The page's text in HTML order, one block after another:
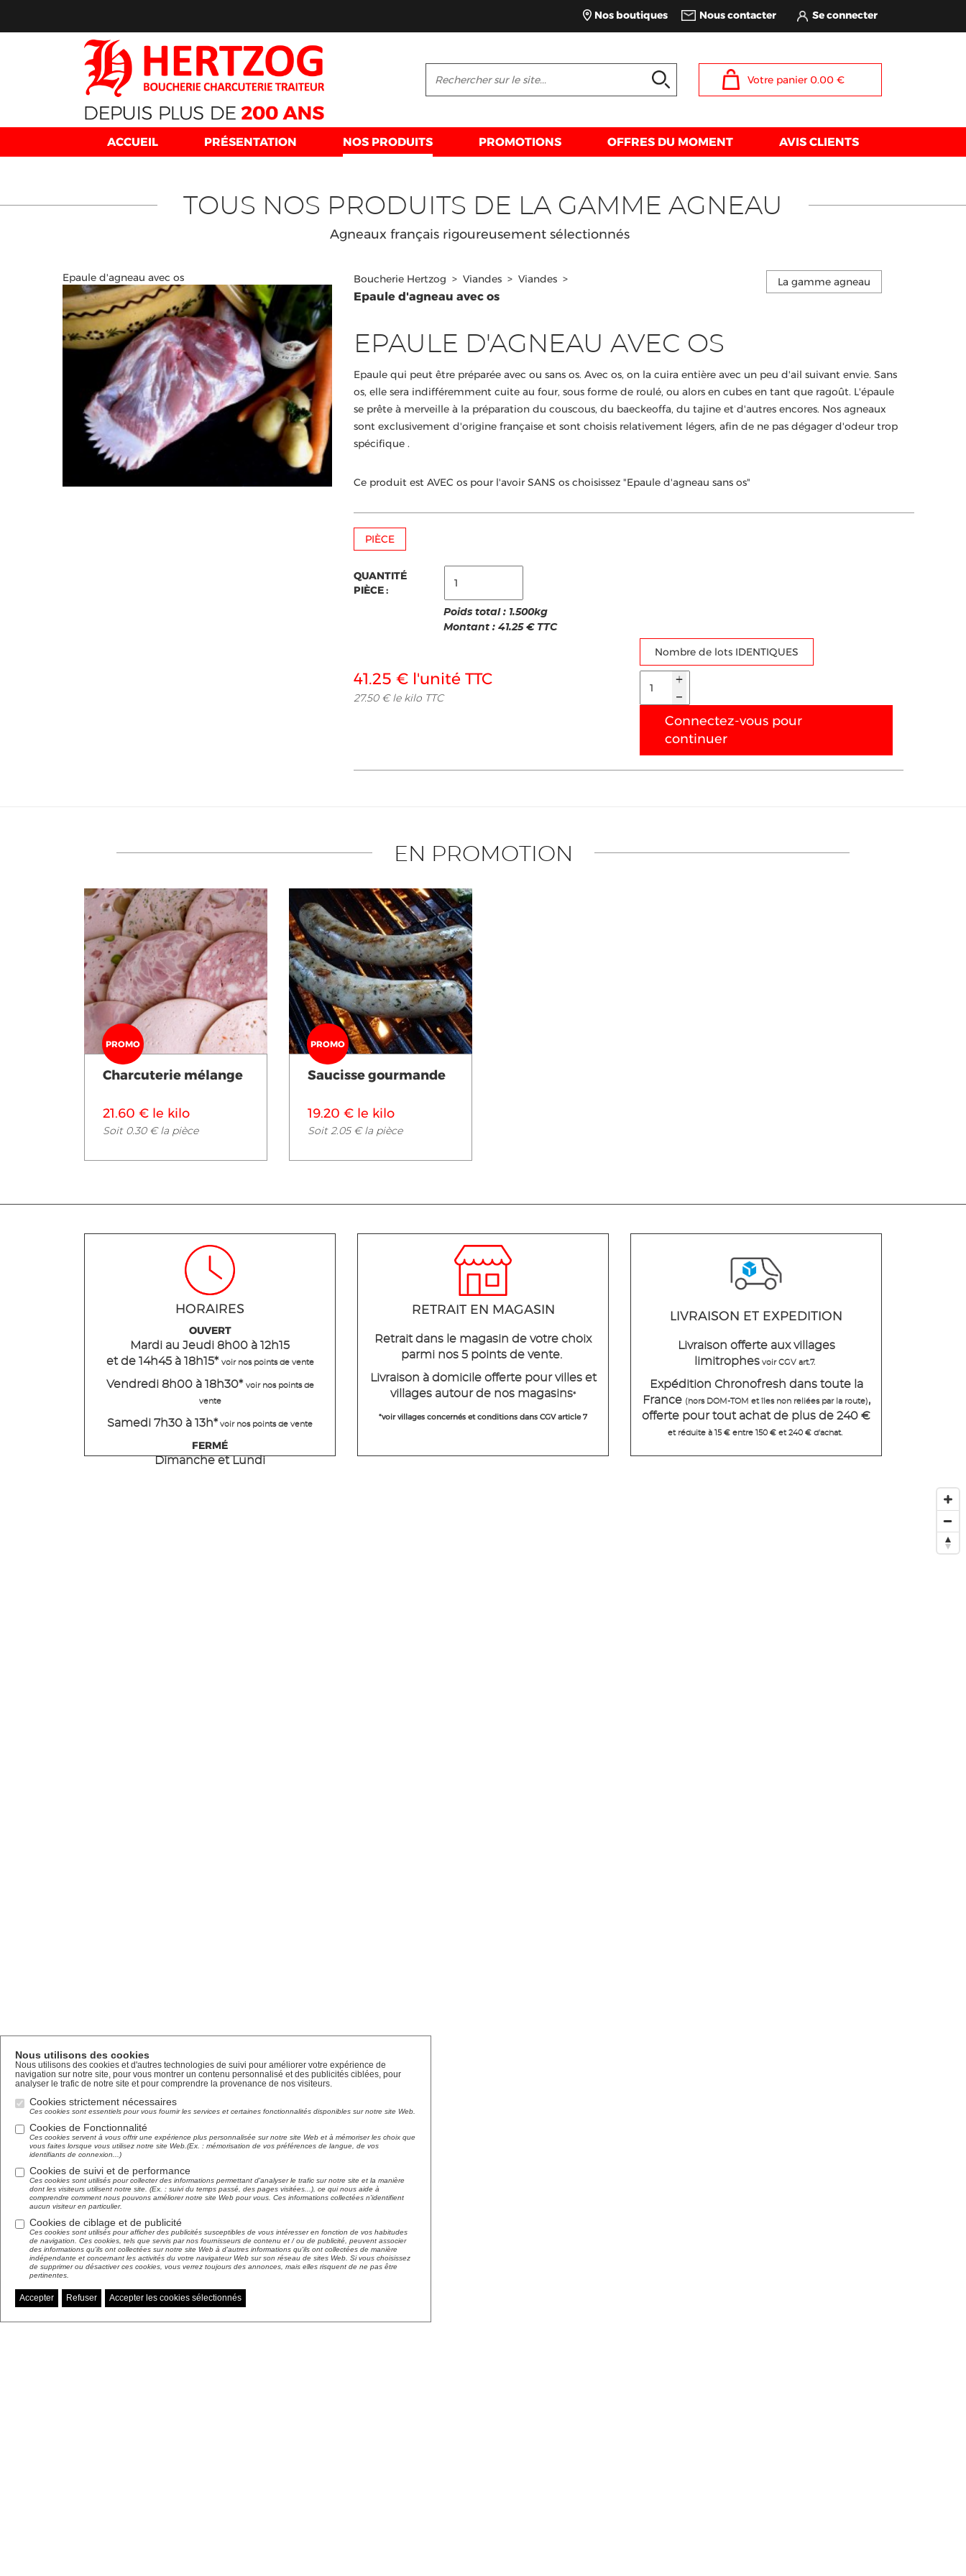
Nos boutiques Nous contacter
Votre panier 0.00€
ACCUEIL PRÉSENTATION NOS PRODUITS PROMOTIONS OFFRES DU MOMENT AVIS CLIENTS
TOUS NOS PRODUITS DE LA GAMME AGNEAU
Agneaux français rigoureusement sélectionnés
Epaule d'agneau avec os Boucherie Hertzog > Viandes > Viandes >
Epaule d'agneau avec os
La gamme agneau
EPAULE D'AGNEAU AVEC OS
Epaule qui peut être préparée avec ou sans os. Avec os, on la cuira entière avec un peu d'ail suivant envie. Sans
os, elle sera indifféremment cuite au four, sous forme de roulé, ou alors en cubes en tant que ragoût. L'épaule
se prête à merveille à la préparation du couscous, du baeckeoffa, du tajine et d'autres encores. Nos agneaux
sont exclusivement d'origine française et sont choisis relativement légers, afin de ne pas dégager d'odeur trop
spécifique .
Ce produit est AVEC os pour l'avoir SANS os choisissez "Epaule d'agneau sans os"
PIÈCE
QUANTITÉ
PIÈCE :
Poids total : 1.500kg
Montant : 41.25€ TTC
41.25 € l'unité TTC
27.50 € le kilo TTC
Nombre de lots IDENTIQUES
Connectez-vous pour
continuer
EN PROMOTION
Voir en détail
PROMO
Charcuterie mélange
21.60 € le kilo
Soit 0.30 € la pièce
Voir en détail
PROMO
Saucisse gourmande
19.20 € le kilo
Soit 2.05 € la pièce
HORAIRES
OUVERT
Mardi au Jeudi 8h00 à 12h15
et de 14h45 à 18h15* voir nos points de vente
Vendredi 8h00 à 18h30* voir nos points de
vente
Samedi 7h30 à 13h* voir nos points de vente
FERMÉ
Dimanche et Lundi
RETRAIT EN MAGASIN
Retrait dans le magasin de votre choix
parmi nos 5 points de vente.
Livraison à domicile offerte pour villes et
villages autour de nos magasins*
*voir villages concernés et conditions dans CGV article 7
LIVRAISON ET EXPEDITION
Livraison offerte aux villages
limitrophes voir CGV art.7.
Expédition Chronofresh dans toute la
France (hors DOM-TOM et îles non reliées par la route),
offerte pour tout achat de plus de 240 €
et réduite à 15 € entre 150 € et 240 € d'achat.
Nous utilisons des cookies
Nous utilisons des cookies et d'autres technologies de suivi pour améliorer votre expérience de
navigation sur notre site, pour vous montrer un contenu personnalisé et des publicités ciblées, pour
analyser le trafic de notre site et pour comprendre la provenance de nos visiteurs.
Cookies strictement nécessaires
Ces cookies sont essentiels pour vous fournir les services et certaines fonctionnalités disponibles sur notre site Web.
Cookies de Fonctionnalité
Ces cookies servent à vous offrir une expérience plus personnalisée sur notre site Web et à mémoriser les choix que
vous faites lorsque vous utilisez notre site Web.(Ex. : mémorisation de vos préférences de langue, de vos
identifiants de connexion...)
Cookies de suivi et de performance
Ces cookies sont utilisés pour collecter des informations permettant d'analyser le trafic sur notre site et la manière
dont les visiteurs utilisent notre site. (Ex. : suivi du temps passé, des pages visitées...), ce qui nous aide à
comprendre comment nous pouvons améliorer notre site Web pour vous. Ces informations collectées n'identifient
aucun visiteur en particulier.
Cookies de ciblage et de publicité
Ces cookies sont utilisés pour afficher des publicités susceptibles de vous intéresser en fonction de vos habitudes
de navigation. Ces cookies, tels que servis par nos fournisseurs de contenu et / ou de publicité, peuvent associer
des informations qu'ils ont collectées sur notre site Web à d'autres informations qu'ils ont collectées de manière
indépendante et concernant les activités du votre navigateur Web sur son réseau de sites Web. Si vous choisissez
de supprimer ou désactiver ces cookies, vous verrez toujours des annonces, mais elles risquent de ne pas être
pertinentes.
Accepter Refuser Accepter les cookies sélectionnés